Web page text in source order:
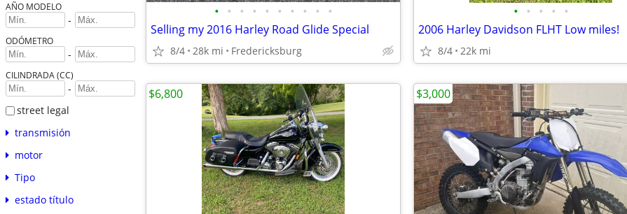
AÑO MODELO
-
ODÓMETRO
-
CILINDRADA (CC)
-
street legal
transmisión
motor
Tipo
estado título
• • • • • • • • • •
Selling my 2016 Harley Road Glide Special
8/4 28k mi Fredericksburg
• • • • •
2006 Harley Davidson FLHT Low miles!
8/4 22k mi
$6,800 $3,000